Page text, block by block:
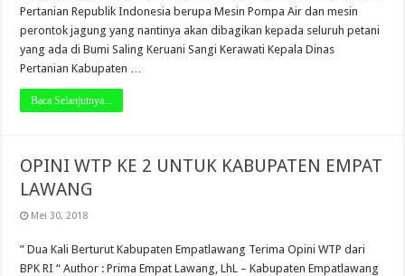
Pertanian Republik Indonesia berupa Mesin Pompa Air dan mesin
perontok jagung yang nantinya akan dibagikan kepada seluruh petani
yang ada di Bumi Saling Keruani Sangi Kerawati Kepala Dinas
Pertanian Kabupaten …
Baca Selanjutnya...
OPINI WTP KE 2 UNTUK KABUPATEN EMPAT
LAWANG
Mei 30, 2018
” Dua Kali Berturut Kabupaten Empatlawang Terima Opini WTP dari
BPK RI “ Author : Prima Empat Lawang, LhL – Kabupaten Empatlawang